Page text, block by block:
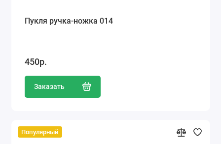
Пукля ручка-ножка 014
450р.
Заказать
Популярный